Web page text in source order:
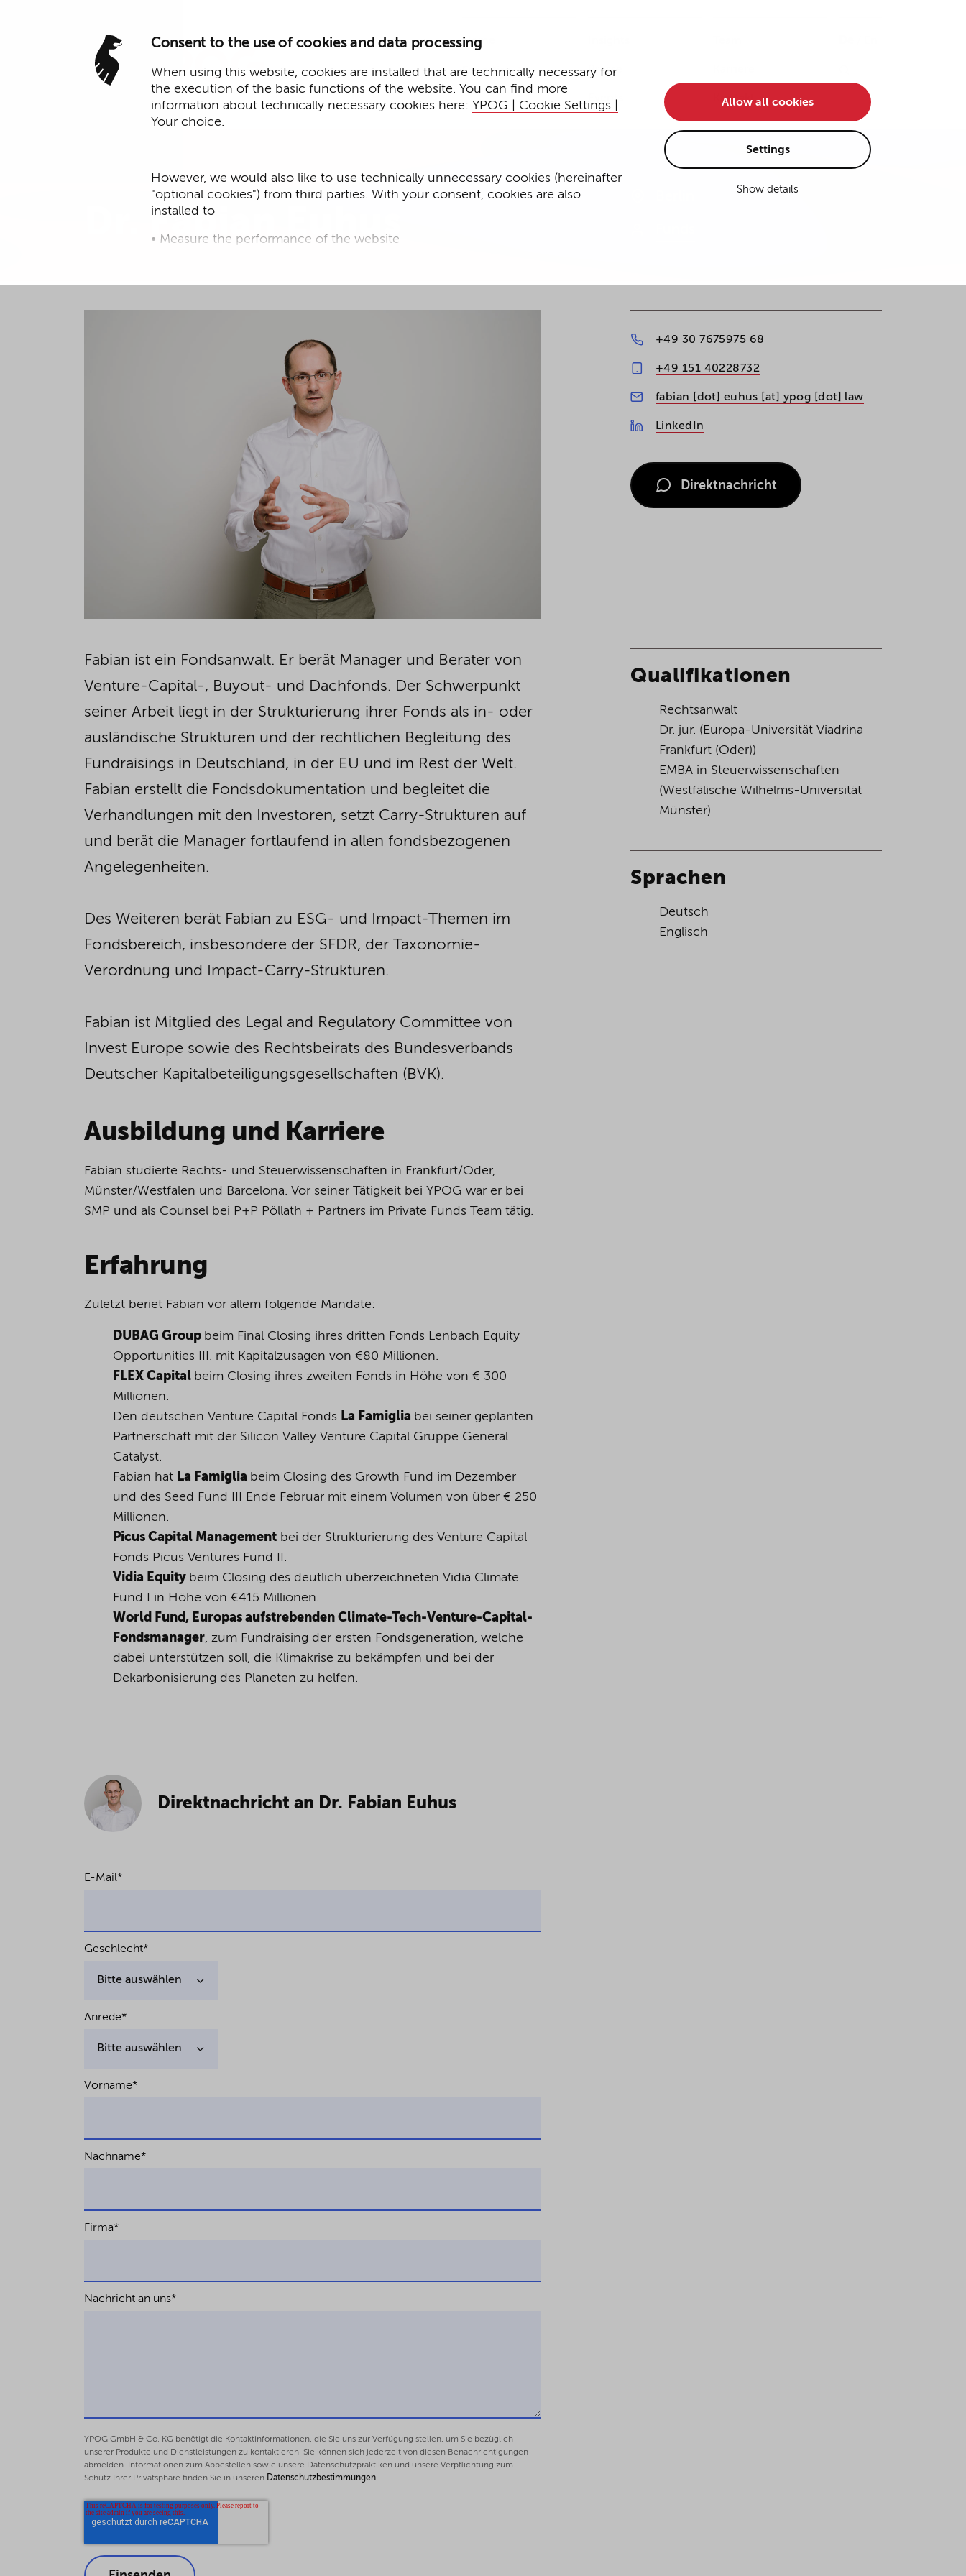
Consent to the use of cookies and data processing
When using this website, cookies are installed that are technically necessary for
the execution of the basic functions of the website. You can find more
information about technically necessary cookies here: YPOG | Cookie Settings |
Your choice.
However, we would also like to use technically unnecessary cookies (hereinafter
"optional cookies") from third parties. With your consent, cookies are also
installed to
• Measure the performance of the website
If you agree to all optional cookies being used for the previously mentioned
purposes, click "Accept all". Alternatively, click "Accept only technically necessary"
to reject all optional cookies.
By clicking on "Settings", you can individualize your choice of optional cookies.
You can revoke or change your consent or selection at any time by clicking on
button at the bottom of our website.
For more details, see the cookie settings and our
Allow all cookies
Settings
Show details
Home
Expertise Presse
Events Kontakt
Dr. Fabian Euhus
+49 30 7675975 68
+49 151 40228732
fabian [dot] euhus [at] ypog [dot] law
LinkedIn
Direktnachricht
Fabian ist ein Fondsanwalt. Er berät Manager und Berater von
Venture-Capital-, Buyout- und Dachfonds. Der Schwerpunkt
seiner Arbeit liegt in der Strukturierung ihrer Fonds als in- oder
ausländische Strukturen und der rechtlichen Begleitung des
Fundraisings in Deutschland, in der EU und im Rest der Welt.
Fabian erstellt die Fondsdokumentation und begleitet die
Verhandlungen mit den Investoren, setzt Carry-Strukturen auf
und berät die Manager fortlaufend in allen fondsbezogenen
Angelegenheiten.
Des Weiteren berät Fabian zu ESG- und Impact-Themen im
Fondsbereich, insbesondere der SFDR, der Taxonomie-
Verordnung und Impact-Carry-Strukturen.
Fabian ist Mitglied des Legal and Regulatory Committee von
Invest Europe sowie des Rechtsbeirats des Bundesverbands
Deutscher Kapitalbeteiligungsgesellschaften (BVK).
Ausbildung und Karriere
Fabian studierte Rechts- und Steuerwissenschaften in Frankfurt/Oder,
Münster/Westfalen und Barcelona. Vor seiner Tätigkeit bei YPOG war er bei
SMP und als Counsel bei P+P Pöllath + Partners im Private Funds Team tätig.
Erfahrung
Zuletzt beriet Fabian vor allem folgende Mandate:
DUBAG Group beim Final Closing ihres dritten Fonds Lenbach Equity
Opportunities III. mit Kapitalzusagen von €80 Millionen.
FLEX Capital beim Closing ihres zweiten Fonds in Höhe von € 300
Millionen.
Den deutschen Venture Capital Fonds La Famiglia bei seiner geplanten
Partnerschaft mit der Silicon Valley Venture Capital Gruppe General
Catalyst.
Fabian hat La Famiglia beim Closing des Growth Fund im Dezember
und des Seed Fund III Ende Februar mit einem Volumen von über € 250
Millionen.
Picus Capital Management bei der Strukturierung des Venture Capital
Fonds Picus Ventures Fund II.
Vidia Equity beim Closing des deutlich überzeichneten Vidia Climate
Fund I in Höhe von €415 Millionen.
World Fund, Europas aufstrebenden Climate-Tech-Venture-Capital-
Fondsmanager, zum Fundraising der ersten Fondsgeneration, welche
dabei unterstützen soll, die Klimakrise zu bekämpfen und bei der
Dekarbonisierung des Planeten zu helfen.
Qualifikationen
Rechtsanwalt
Dr. jur. (Europa-Universität Viadrina
Frankfurt (Oder))
EMBA in Steuerwissenschaften
(Westfälische Wilhelms-Universität
Münster)
Sprachen
Deutsch
Englisch
Direktnachricht an Dr. Fabian Euhus
E-Mail*
Geschlecht*
Anrede*
Vorname*
Nachname*
Firma*
Nachricht an uns*
YPOG GmbH & Co. KG benötigt die Kontaktinformationen, die Sie uns zur Verfügung stellen, um Sie bezüglich
unserer Produkte und Dienstleistungen zu kontaktieren. Sie können sich jederzeit von diesen Benachrichtigungen
abmelden. Informationen zum Abbestellen sowie unsere Datenschutzpraktiken und unsere Verpflichtung zum
Schutz Ihrer Privatsphäre finden Sie in unseren Datenschutzbestimmungen.